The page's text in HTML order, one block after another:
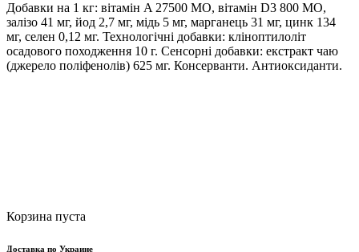
Добавки на 1 кг: вітамін A 27500 МО, вітамін D3 800 МО,
залiзо 41 мг, йод 2,7 мг, мідь 5 мг, марганець 31 мг, цинк 134
мг, селен 0,12 мг. Технологічні добавки: кліноптилоліт
осадового походження 10 г. Сенсорні добавки: екстракт чаю
(джерело поліфенолів) 625 мг. Консерванти. Антиоксиданти.
Корзина пуста
Доставка по Украине